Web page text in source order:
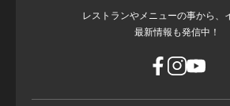
レストランやメニューの事から、
最新情報も発信中！